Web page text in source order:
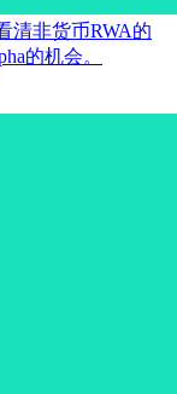
清非货币RWA的
的机会。